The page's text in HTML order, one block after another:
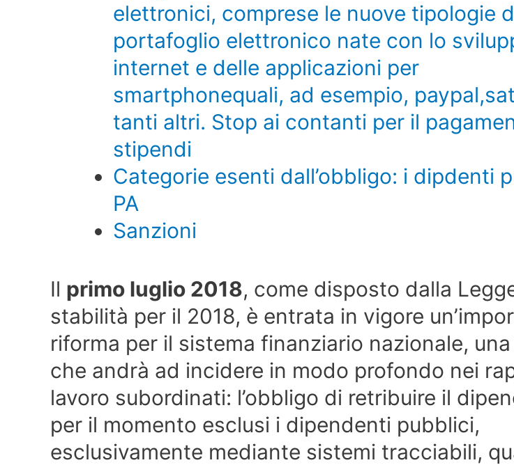
elettronici, comprese le nuove tipologie
portafoglio elettronico nate con lo
internet e delle applicazioni per
smartphonequali, ad esempio,
tanti altri. Stop ai contanti per il
stipendi
Categorie esenti dall’obbligo: i dipdenti
PA
Sanzioni
Il primo luglio 2018, come disposto dalla
stabilità per il 2018, è entrata in vigore
riforma per il sistema finanziario nazionale,
che andrà ad incidere in modo profondo nei
lavoro subordinati: l’obbligo di retribuire il
per il momento esclusi i dipendenti pubblici,
esclusivamente mediante sistemi tracciabili,